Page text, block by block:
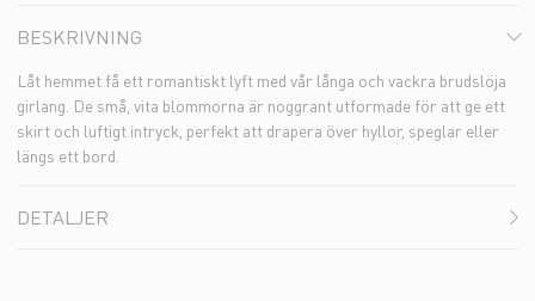
BESKRIVNING
Låt hemmet få ett romantiskt lyft med vår långa och vackra brudslöja
girlang. De små, vita blommorna är noggrant utformade för att ge ett
skirt och luftigt intryck, perfekt att drapera över hyllor, speglar eller
längs ett bord.
DETALJER